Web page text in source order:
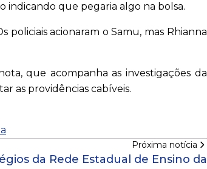
que pegaria algo na bolsa.
policiais acionaram o Samu, mas Rhianna
que acompanha as investigações da
as providências cabíveis.
Próxima notícia
da Rede Estadual de Ensino da